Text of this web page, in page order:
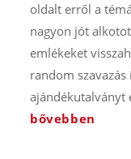
oldalt erről a
nagyon jót
emlékeket
random
ajándékutalványt
bővebben